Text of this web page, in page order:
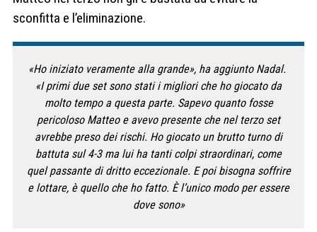
sconfitta e l’eliminazione.
«Ho iniziato veramente alla grande», ha aggiunto Nadal.
«I primi due set sono stati i migliori che ho giocato da
molto tempo a questa parte. Sapevo quanto fosse
pericoloso Matteo e avevo presente che nel terzo set
avrebbe preso dei rischi. Ho giocato un brutto turno di
battuta sul 4-3 ma lui ha tanti colpi straordinari, come
quel passante di dritto eccezionale. E poi bisogna soffrire
e lottare, è quello che ho fatto. È l’unico modo per essere
dove sono»